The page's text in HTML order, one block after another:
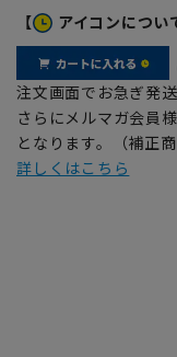
【 アイコンについ
注文画面でお急ぎ発
さらにメルマガ会員
となります。（補正
詳しくはこちら